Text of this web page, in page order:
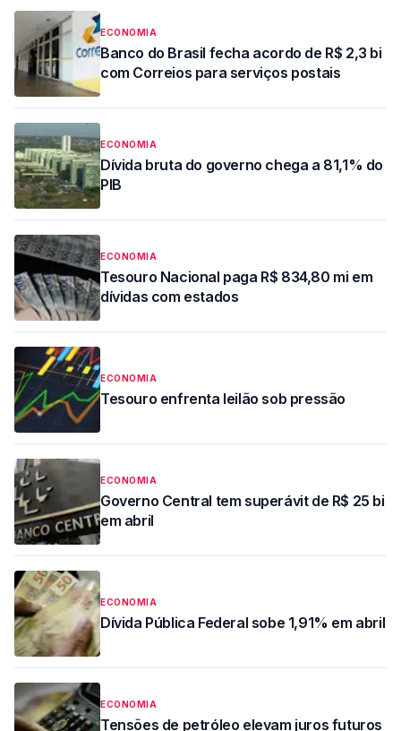
ECONOMIA
Banco do Brasil fecha acordo de R$ 2,3 bi
com Correios para serviços postais
ECONOMIA
Dívida bruta do governo chega a 81,1% do
PIB
ECONOMIA
Tesouro Nacional paga R$ 834,80 mi em
dívidas com estados
ECONOMIA
Tesouro enfrenta leilão sob pressão
ECONOMIA
Governo Central tem superávit de R$ 25 bi
em abril
ECONOMIA
Dívida Pública Federal sobe 1,91% em abril
ECONOMIA
Tensões de petróleo elevam juros futuros